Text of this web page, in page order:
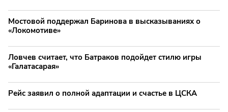
Мостовой поддержал Баринова в высказываниях о
«Локомотиве»
Ловчев считает, что Батраков подойдет стилю игры
«Галатасарая»
Рейс заявил о полной адаптации и счастье в ЦСКА